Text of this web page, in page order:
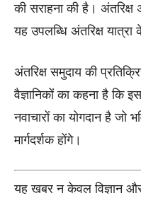
की सराहना की है।
यह उपलब्धि अंतरिक्ष यात्रा
अंतरिक्ष समुदाय की
वैज्ञानिकों का कहना है कि
नवाचारों का योगदान है जो
मार्गदर्शक होंगे।
यह खबर न केवल विज्ञान और